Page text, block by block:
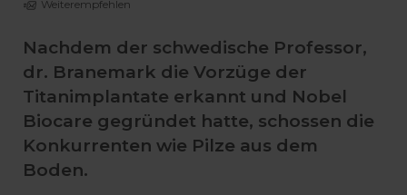
Weiterempfehlen
Nachdem der schwedische Professor,
dr. Branemark die Vorzüge der
Titanimplantate erkannt und Nobel
Biocare gegründet hatte, schossen die
Konkurrenten wie Pilze aus dem
Boden.